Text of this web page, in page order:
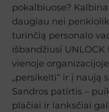
pokalbiuose?
daugiau nei
turinčią personalo
išbandžiusi UNLOCK
vienoje
„persikelti“ ir į naują
Sandros patirtis –
plačiai ir lanksčiai